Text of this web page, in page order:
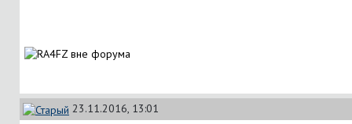
23.11.2016, 13:01